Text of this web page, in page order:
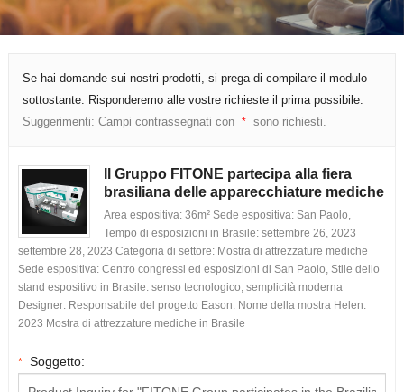
Se hai domande sui nostri prodotti, si prega di compilare il modulo
sottostante. Risponderemo alle vostre richieste il prima possibile.
Suggerimenti: Campi contrassegnati con * sono richiesti.
Il Gruppo FITONE partecipa alla fiera
brasiliana delle apparecchiature mediche
Area espositiva: 36m² Sede espositiva: San Paolo,
Tempo di esposizioni in Brasile: settembre 26, 2023
settembre 28, 2023 Categoria di settore: Mostra di attrezzature mediche
Sede espositiva: Centro congressi ed esposizioni di San Paolo, Stile dello
stand espositivo in Brasile: senso tecnologico, semplicità moderna
Designer: Responsabile del progetto Eason: Nome della mostra Helen:
2023 Mostra di attrezzature mediche in Brasile
* Soggetto: